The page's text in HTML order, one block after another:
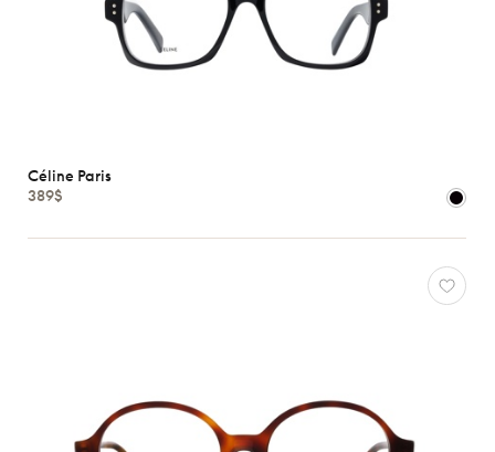
Céline Paris
389$